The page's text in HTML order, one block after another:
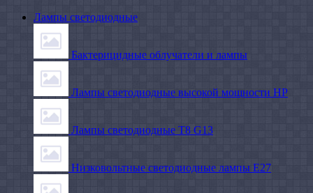
Лампы светодиодные
Бактерицидные облучатели и лампы
Лампы светодиодные высокой мощности HP
Лампы светодиодные Т8 G13
Низковольтные светодиодные лампы E27